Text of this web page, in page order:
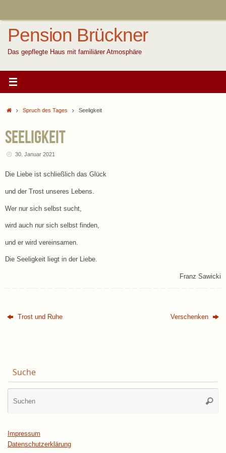
Pension Brückner
Das gepflegte Haus mit familiärer Atmosphäre
StartSpruch des Tages Seeligkeit
Seeligkeit
30. Januar 2021
Die Liebe ist schließlich das Glück
und der Trost unseres Lebens.
Wer nur sich selbst sucht,
wird auch nur sich selbst finden,
und er wird vereinsamen.
Die Seeligkeit liegt in der Liebe.
Franz Sawicki
Trost und Ruhe Verschenken
Suche
Impressum
Datenschutzerklärung